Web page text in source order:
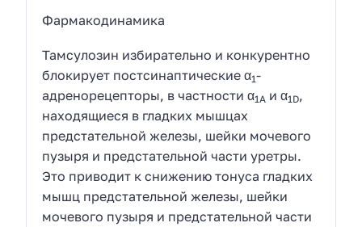
Фармакодинамика
Тамсулозин избирательно и конкурентно
блокирует постсинаптические α1-
адренорецепторы, в частности α1А и α1D,
находящиеся в гладких мышцах
предстательной железы, шейки мочевого
пузыря и предстательной части уретры.
Это приводит к снижению тонуса гладких
мышц предстательной железы, шейки
мочевого пузыря и предстательной части